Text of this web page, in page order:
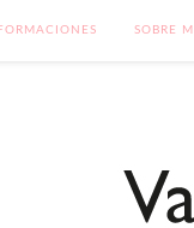
FORMACIONES SOBRE MI